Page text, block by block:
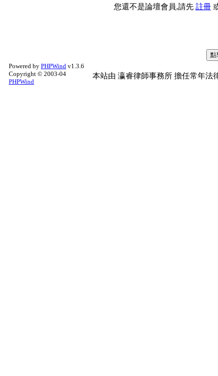
您還不是論壇會員,請先 註冊
Powered by PHPWind v1.3.6
Copyright © 2003-04
PHPWind
本站由 瀛睿律師事務所 擔任常年法